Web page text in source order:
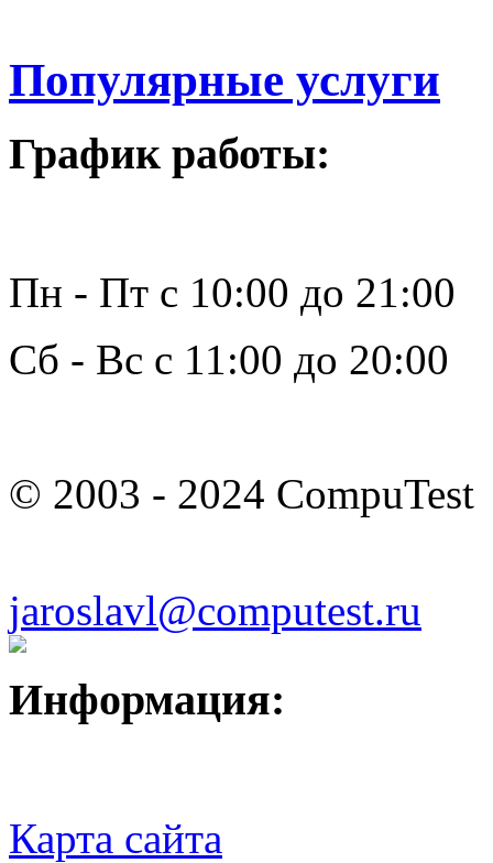
Популярные услуги
График работы:
Пн - Пт с 10:00 до 21:00
Сб - Вс с 11:00 до 20:00
© 2003 - 2024 CompuTest
jaroslavl@computest.ru
Информация:
Карта сайта